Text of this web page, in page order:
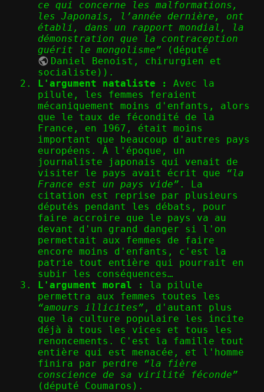
ce qui concerne les malformations,
les Japonais, l’année dernière, ont
établi, dans un rapport mondial, la
démonstration que la contraception
guérit le mongolisme” (député
Daniel Benoist , chirurgien et
socialiste)).
L'argument nataliste :
Avec la
pilule, les femmes feraient
mécaniquement moins d'enfants, alors
que le taux de fécondité de la
France, en 1967, était moins
important que beaucoup d'autres pays
européens. À l'époque, un
journaliste japonais qui venait de
visiter le pays avait écrit que
“la
France est un pays vide” . La
citation est reprise par plusieurs
députés pendant les débats, pour
faire accroire que le pays va au
devant d'un grand danger si l'on
permettait aux femmes de faire
encore moins d'enfants, c'est la
patrie tout entière qui pourrait en
subir les conséquences…
L'argument moral :
la pilule
permettra aux femmes toutes les
“amours illicites” , d'autant plus
que la culture populaire les incite
déjà à tous les vices et tous les
renoncements. C'est la famille tout
entière qui est menacée, et l'homme
finira par perdre
“la fière
conscience de sa virilité féconde”
(député Coumaros).